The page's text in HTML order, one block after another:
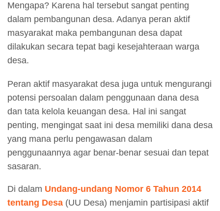
Mengapa? Karena hal tersebut sangat penting
dalam pembangunan desa. Adanya peran aktif
masyarakat maka pembangunan desa dapat
dilakukan secara tepat bagi kesejahteraan warga
desa.
Peran aktif masyarakat desa juga untuk mengurangi
potensi persoalan dalam penggunaan dana desa
dan tata kelola keuangan desa. Hal ini sangat
penting, mengingat saat ini desa memiliki dana desa
yang mana perlu pengawasan dalam
penggunaannya agar benar-benar sesuai dan tepat
sasaran.
Di dalam Undang-undang Nomor 6 Tahun 2014
tentang Desa (UU Desa) menjamin partisipasi aktif